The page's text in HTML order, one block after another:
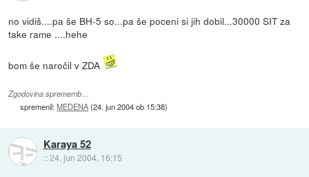
no vidiš....pa še BH-5 so...pa še poceni si jih dobil...30000 SIT za
take rame ....hehe
bom še naročil v ZDA
Zgodovina sprememb…
spremenil:MEDENA(24. jun 2004 ob 15:38)
Karaya 52
::24. jun 2004, 16:15